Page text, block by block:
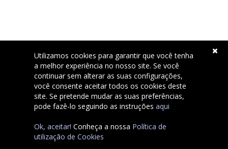
Support
Copyright © 2026 Pombaldir.com Serviços Internet Unip, Lda..
All Rights Reserved.
Utilizamos cookies para garantir que você tenha
a melhor experiência no nosso site. Se você
continuar sem alterar as suas configurações,
você consente aceitar todos os cookies deste
site. Se pretende mudar as suas preferências,
pode fazê-lo seguindo as instruçõesaqui
Ok, aceitar! Conheça a nossa Política de
utilização de Cookies